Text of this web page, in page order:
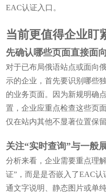
EAC认证入口。
当前更值得企业盯
先确认哪些页面直接面
对于已布局俄语站点或面向
示的企业，首先要识别哪些
的业务页面。因为新规明确
置，企业应重点检查这些页
仅在站内其他不显著位置保
关注“实时查询”与一般
分析来看，企业需要重点理
证”，而是是否嵌入了EAC
通文字说明、静态图片或单